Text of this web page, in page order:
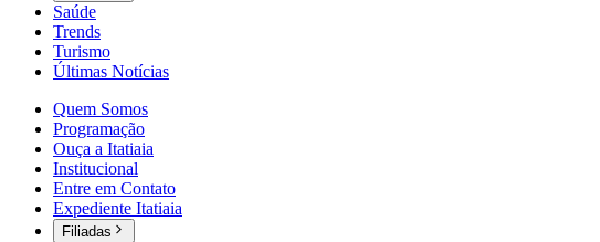
Saúde
Trends
Turismo
Últimas Notícias
Quem Somos
Programação
Ouça a Itatiaia
Institucional
Entre em Contato
Expediente Itatiaia
Filiadas